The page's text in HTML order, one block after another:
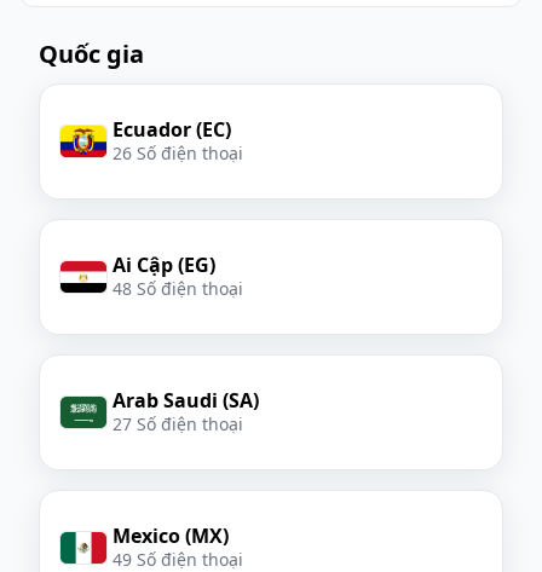
Quốc gia
Ecuador (EC)
26 Số điện thoại
Ai Cập (EG)
48 Số điện thoại
Arab Saudi (SA)
27 Số điện thoại
Mexico (MX)
49 Số điện thoại